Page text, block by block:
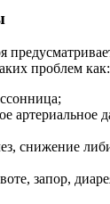
проблем как:
снижение
запор,